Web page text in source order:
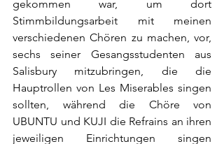
gekommen war, um dort
Stimmbildungsarbeit mit meinen
verschiedenen Chören zu machen, vor,
sechs seiner Gesangsstudenten aus
Salisbury mitzubringen, die die
Hauptrollen von Les Miserables singen
sollten, während die Chöre von
UBUNTU und KUJI die Refrains an ihren
jeweiligen Einrichtungen singen